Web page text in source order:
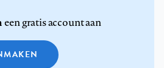
een gratis account aan